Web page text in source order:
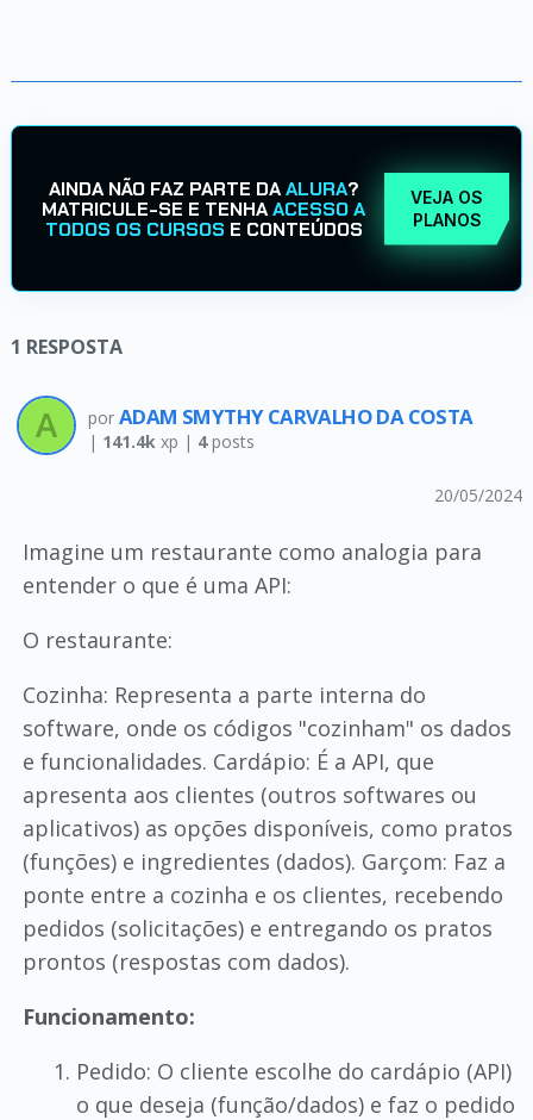
AINDA NÃO FAZ PARTE DAALURA?
MATRICULE-SE E TENHAACESSO A
TODOS OS CURSOS E CONTEÚDOS
VEJA OS
PLANOS
1 RESPOSTA
por ADAM SMYTHY CARVALHO DA COSTA
| 141.4kxp | 4posts
20/05/2024
Imagine um restaurante como analogia para
entender o que é uma API:
O restaurante:
Cozinha: Representa a parte interna do
software, onde os códigos "cozinham" os dados
e funcionalidades. Cardápio: É a API, que
apresenta aos clientes (outros softwares ou
aplicativos) as opções disponíveis, como pratos
(funções) e ingredientes (dados). Garçom: Faz a
ponte entre a cozinha e os clientes, recebendo
pedidos (solicitações) e entregando os pratos
prontos (respostas com dados).
Funcionamento:
Pedido: O cliente escolhe do cardápio (API)
o que deseja (função/dados) e faz o pedido